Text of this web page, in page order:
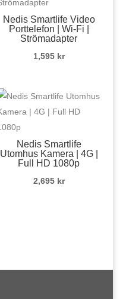
Nedis Smartlife Video
Porttelefon | Wi-Fi |
Strömadapter
1,595 kr
Nedis Smartlife
Utomhus Kamera | 4G |
Full HD 1080p
2,695 kr